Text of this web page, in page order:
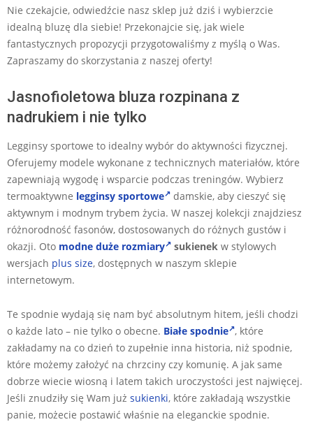
Nie czekajcie, odwiedźcie nasz sklep już dziś i wybierzcie
idealną bluzę dla siebie! Przekonajcie się, jak wiele
fantastycznych propozycji przygotowaliśmy z myślą o Was.
Zapraszamy do skorzystania z naszej oferty!
Jasnofioletowa bluza rozpinana z
nadrukiem i nie tylko
Legginsy sportowe to idealny wybór do aktywności fizycznej.
Oferujemy modele wykonane z technicznych materiałów, które
zapewniają wygodę i wsparcie podczas treningów. Wybierz
termoaktywne legginsy sportowe
damskie, aby cieszyć się
aktywnym i modnym trybem życia. W naszej kolekcji znajdziesz
różnorodność fasonów, dostosowanych do różnych gustów i
okazji. Oto modne duże rozmiary sukienek w stylowych
wersjach plus size, dostępnych w naszym sklepie
internetowym.
Te spodnie wydają się nam być absolutnym hitem, jeśli chodzi
o każde lato – nie tylko o obecne. Białe spodnie , które
zakładamy na co dzień to zupełnie inna historia, niż spodnie,
które możemy założyć na chrzciny czy komunię. A jak same
dobrze wiecie wiosną i latem takich uroczystości jest najwięcej.
Jeśli znudziły się Wam już sukienki, które zakładają wszystkie
panie, możecie postawić właśnie na eleganckie spodnie.